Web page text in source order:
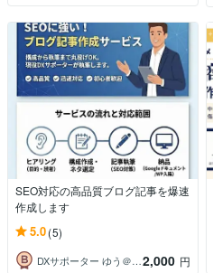
SEO対応の高品質ブログ記事を爆速
作成します
5.0(5)
DXサポーター ゆう＠大手IT企業SE 2,000 円